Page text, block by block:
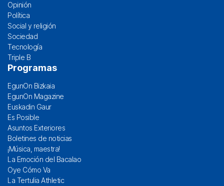
Opinión
Política
Social y religión
Sociedad
Tecnología
Triple B
Programas
EgunOn Bizkaia
EgunOn Magazine
Euskadin Gaur
Es Posible
Asuntos Exteriores
Boletines de noticias
¡Música, maestra!
La Emoción del Bacalao
Oye Cómo Va
La Tertulia Athletic